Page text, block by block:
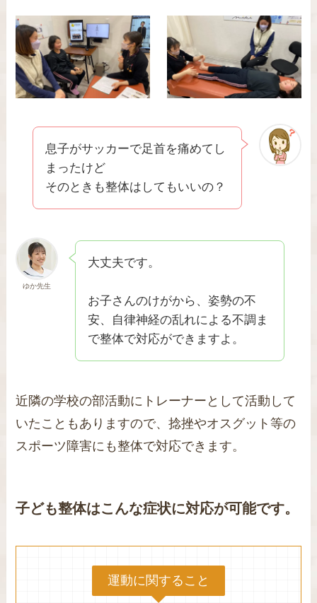
息子がサッカーで足首を痛めてし
まったけど
そのときも整体はしてもいいの？
ゆか先生
大丈夫です。
お子さんのけがから、姿勢の不
安、自律神経の乱れによる不調ま
で整体で対応ができますよ。
近隣の学校の部活動にトレーナーとして活動して
いたこともありますので、捻挫やオスグット等の
スポーツ障害にも整体で対応できます。
子ども整体はこんな症状に対応が可能です。
運動に関すること